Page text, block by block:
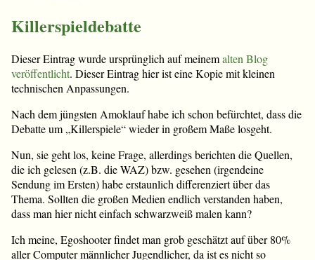
Killerspieldebatte
Dieser Eintrag wurde ursprünglich auf meinemalten Blog
veröffentlicht. Dieser Eintrag hier ist eine Kopie mit kleinen
technischen Anpassungen.
Nach dem jüngsten Amoklauf habe ich schon befürchtet, dass die
Debatte um „Killerspiele“ wieder in großem Maße losgeht.
Nun, sie geht los, keine Frage, allerdings berichten die Quellen,
die ich gelesen (z.B. die WAZ) bzw. gesehen (irgendeine
Sendung im Ersten) habe erstaunlich differenziert über das
Thema. Sollten die großen Medien endlich verstanden haben,
dass man hier nicht einfach schwarzweiß malen kann?
Ich meine, Egoshooter findet man grob geschätzt auf über 80%
aller Computer männlicher Jugendlicher, da ist es nicht so